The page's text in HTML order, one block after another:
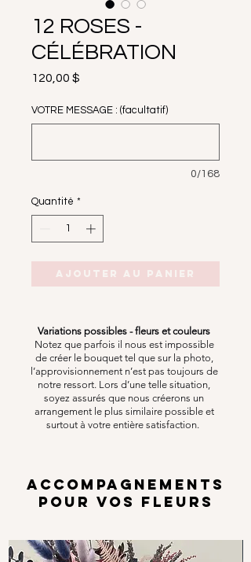
12 ROSES -
CÉLÉBRATION
120,00 $
VOTRE MESSAGE : (facultatif)
0/168
Quantité *
Ajouter au panier
Variations possibles - fleurs et couleurs
Notez que parfois il nous est impossible
de créer le bouquet tel que sur la photo,
l’approvisionnement n’est pas toujours de
notre ressort. Lors d’une telle situation,
soyez assurés que nous créerons un
arrangement le plus similaire possible et
surtout à votre entière satisfaction.
ACCOMPAGNEMENTS
POUR VOS FLEURS